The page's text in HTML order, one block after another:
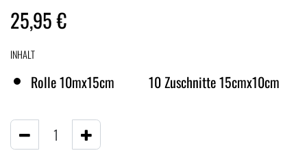
25,95€
INHALT
Rolle 10mx15cm 10 Zuschnitte 15cmx10cm